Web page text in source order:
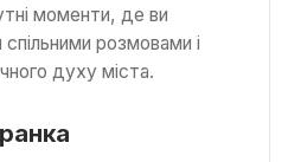
моменти, де ви
розмовами і
духу міста.